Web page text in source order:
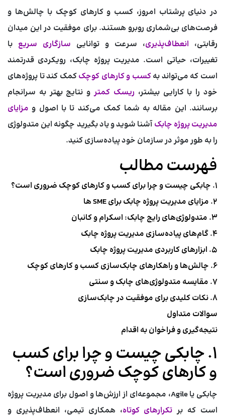
در دنیای پرشتاب امروز، کسب و کارهای کوچک با چالش‌ها و
فرصت‌های بی‌شماری روبرو هستند. برای موفقیت در این میدان
رقابتی، انعطاف‌پذیری، سرعت و توانایی سازگاری سریع با
تغییرات، حیاتی است. مدیریت پروژه چابک، رویکردی قدرتمند
است که می‌تواند بهکسب و کارهای کوچککمک کند تا پروژه‌های
خود را با کارایی بیشتر، ریسک کمترو نتایج بهتر به سرانجام
برسانند. این مقاله به شما کمک می‌کند تا با اصول و مزایای
مدیریت پروژه چابکآشنا شوید و یاد بگیرید چگونه این متدولوژی
را به طور موثر در سازمان خود پیاده‌سازی کنید.
فهرست مطالب
۱. چابکی چیست و چرا برای کسب و کارهای کوچک ضروری است؟
۲. مزایای مدیریت پروژه چابک برای SME ها
۳. متدولوژی‌های رایج چابک: اسکرام و کانبان
۴. گام‌های پیاده‌سازی مدیریت پروژه چابک
۵. ابزارهای کاربردی مدیریت پروژه چابک
۶. چالش‌ها و راهکارهای چابک‌سازی کسب و کارهای کوچک
۷. مقایسه متدولوژی‌های چابک و سنتی
۸. نکات کلیدی برای موفقیت در چابک‌سازی
سوالات متداول
نتیجه‌گیری و فراخوان به اقدام
۱. چابکی چیست و چرا برای کسب
و کارهای کوچک ضروری است؟
چابکی یا Agile، مجموعه‌ای از ارزش‌ها و اصول برای مدیریت پروژه
است که بر تکرارهای کوتاه، همکاری تیمی، انعطاف‌پذیری و